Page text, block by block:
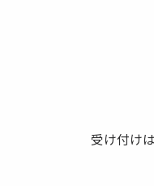
受け付け